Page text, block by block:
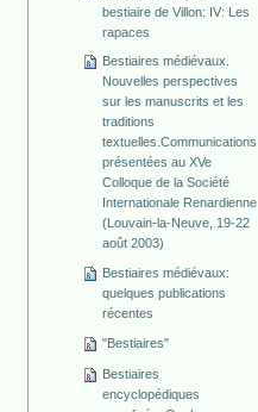
bestiaire de Villon: IV: Les
rapaces
Bestiaires médiévaux.
Nouvelles perspectives
sur les manuscrits et les
traditions
textuelles.Communications
présentées au XVe
Colloque de la Société
Internationale Renardienne
(Louvain-la-Neuve, 19-22
août 2003)
Bestiaires médiévaux:
quelques publications
récentes
"Bestiaires"
Bestiaires
encyclopédiques